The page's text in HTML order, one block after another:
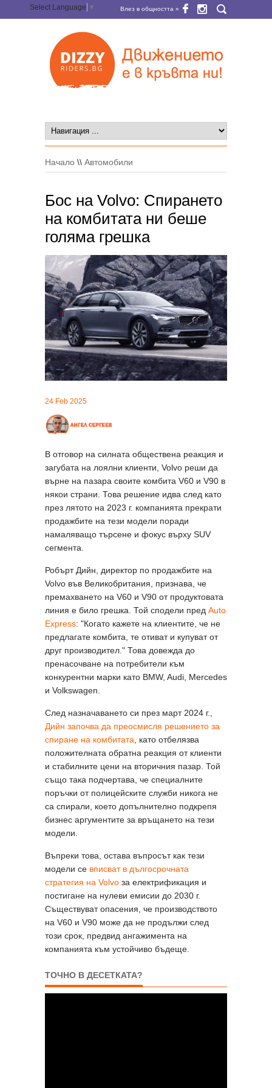
Select Language ▼ Влез в общността »
Начало \\ Автомобили
Бос на Volvo: Спирането
на комбитата ни беше
голяма грешка
24 Feb 2025
В отговор на силната обществена реакция и
загубата на лоялни клиенти, Volvo реши да
върне на пазара своите комбита V60 и V90 в
някои страни. Това решение идва след като
през лятото на 2023 г. компанията прекрати
продажбите на тези модели поради
намаляващо търсене и фокус върху SUV
сегмента.
Робърт Дийн, директор по продажбите на
Volvo във Великобритания, признава, че
премахването на V60 и V90 от продуктовата
линия е било грешка. Той сподели пред Auto
Express: "Когато кажете на клиентите, че не
предлагате комбита, те отиват и купуват от
друг производител." Това довежда до
пренасочване на потребители към
конкурентни марки като BMW, Audi, Mercedes
и Volkswagen.
След назначаването си през март 2024 г.,
Дийн започва да преосмисля решението за
спиране на комбитата , като отбелязва
положителната обратна реакция от клиенти
и стабилните цени на вторичния пазар. Той
също така подчертава, че специалните
поръчки от полицейските служби никога не
са спирали, което допълнително подкрепя
бизнес аргументите за връщането на тези
модели.
Въпреки това, остава въпросът как тези
модели се вписват в дългосрочната
стратегия на Volvo за електрификация и
постигане на нулеви емисии до 2030 г.
Съществуват опасения, че производството
на V60 и V90 може да не продължи след
този срок, предвид ангажимента на
компанията към устойчиво бъдеще.
ТОЧНО В ДЕСЕТКАТА?